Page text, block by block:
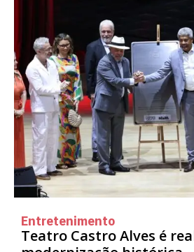
Entretenimento
Teatro Castro Alves é